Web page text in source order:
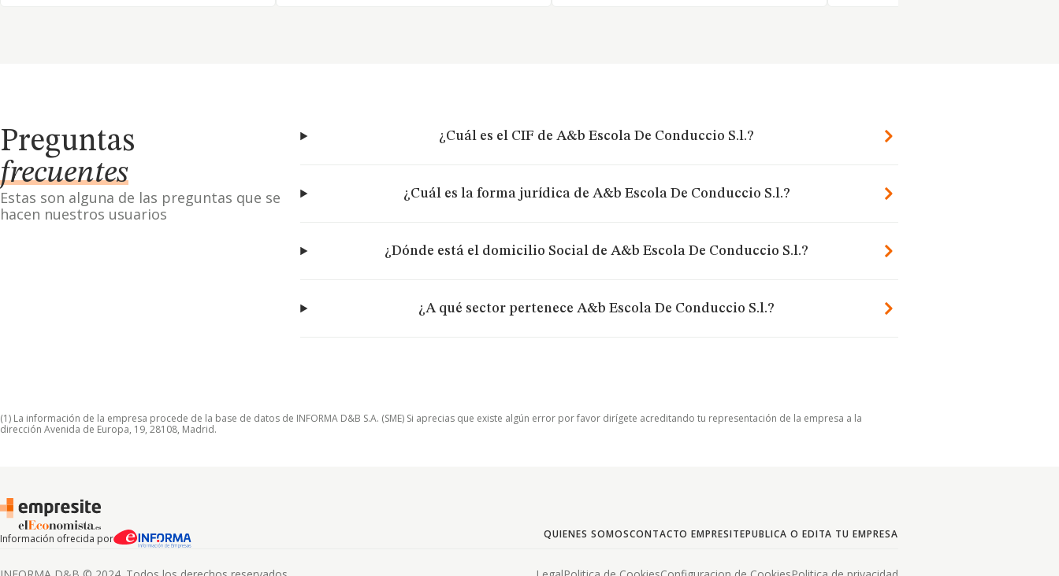
Preguntas
frecuentes
Estas son alguna de las preguntas que se
hacen nuestros usuarios
¿Cuál es el CIF de A&b Escola De Conduccio S.l.?
¿Cuál es la forma jurídica de A&b Escola De Conduccio S.l.?
¿Dónde está el domicilio Social de A&b Escola De Conduccio S.l.?
¿A qué sector pertenece A&b Escola De Conduccio S.l.?
(1) La información de la empresa procede de la base de datos de INFORMA D&B S.A. (SME) Si aprecias que existe algún error por favor dirígete acreditando tu representación de la empresa a la
dirección Avenida de Europa, 19, 28108, Madrid.
Información ofrecida por QUIENES SOMOSCONTACTO EMPRESITEPUBLICA O EDITA TU EMPRESA